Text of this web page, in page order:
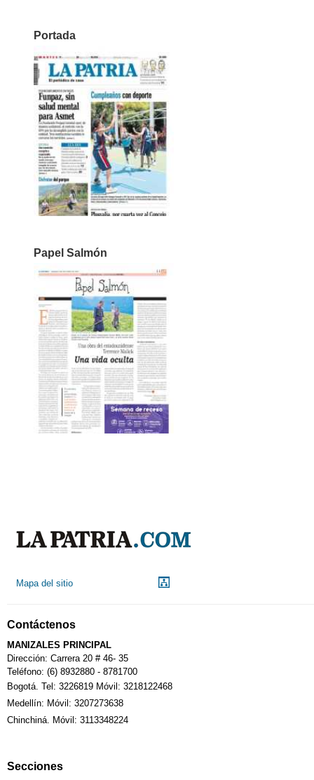
Portada
Papel Salmón
Mapa del sitio
Contáctenos
MANIZALES PRINCIPAL
Dirección: Carrera 20 # 46- 35
Teléfono: (6) 8932880 - 8781700
Bogotá. Tel: 3226819 Móvil: 3218122468
Medellín: Móvil: 3207273638
Chinchiná. Móvil: 3113348224
Secciones